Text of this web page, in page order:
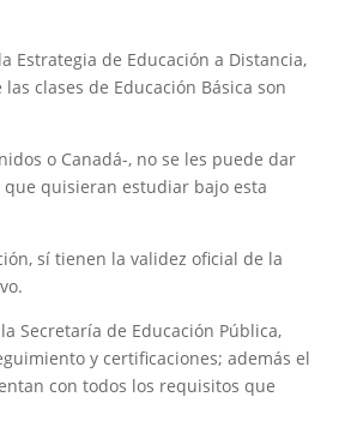
Estrategia de Educación a Distancia,
clases de Educación Básica son
o Canadá-, no se les puede dar
quisieran estudiar bajo esta
sí tienen la validez oficial de la
Secretaría de Educación Pública,
y certificaciones; además el
con todos los requisitos que